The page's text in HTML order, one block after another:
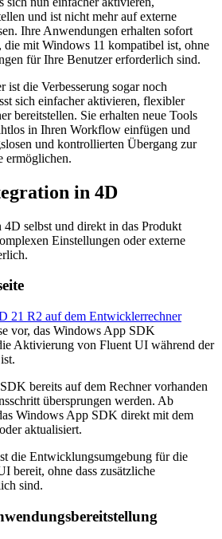
und ist nicht mehr auf externe
Ihre Anwendungen erhalten sofort
die mit Windows 11 kompatibel ist, ohne
für Ihre Benutzer erforderlich sind.
die Verbesserung sogar noch
sich einfacher aktivieren, flexibler
bereitstellen. Sie erhalten neue Tools
in Ihren Workflow einfügen und
und kontrollierten Übergang zur
ermöglichen.
in 4D
selbst und direkt in das Produkt
Einstellungen oder externe
21 R2 auf dem Entwicklerrechner
vor, das Windows App SDK
Aktivierung von Fluent UI während der
bereits auf dem Rechner vorhanden
übersprungen werden. Ab
Windows App SDK direkt mit dem
aktualisiert.
die Entwicklungsumgebung für die
bereit, ohne dass zusätzliche
sind.